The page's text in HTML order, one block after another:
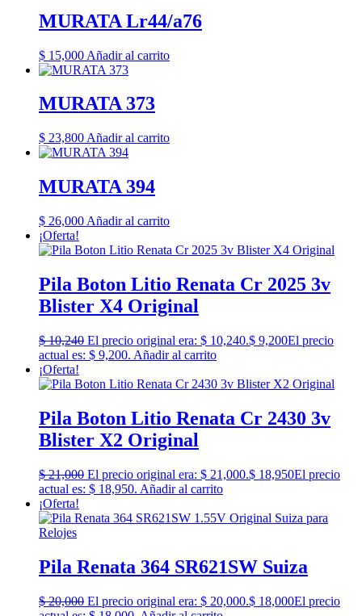
MURATA Lr44/a76
$ 15,000 Añadir al carrito
MURATA 373
$ 23,800 Añadir al carrito
MURATA 394
$ 26,000 Añadir al carrito
¡Oferta!
Pila Boton Litio Renata Cr 2025 3v
Blister X4 Original
$10,240 El precio original era: $ 10,240.$ 9,200El precio
actual es: $ 9,200. Añadir al carrito
¡Oferta!
Pila Boton Litio Renata Cr 2430 3v
Blister X2 Original
$21,000 El precio original era: $ 21,000.$ 18,950El precio
actual es: $ 18,950. Añadir al carrito
¡Oferta!
Pila Renata 364 SR621SW Suiza
$20,000 El precio original era: $ 20,000.$ 18,000El precio